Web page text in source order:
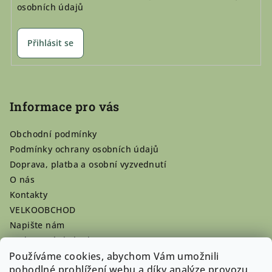
Používáme cookies, abychom Vám umožnili
osobních údajů
Přihlásit se
Informace pro vás
Obchodní podmínky
Podmínky ochrany osobních údajů
Doprava, platba a osobní vyzvednutí
O nás
Kontakty
VELKOOBCHOD
Napište nám
Hodnocení obchodu
Registrace se vyplatí!